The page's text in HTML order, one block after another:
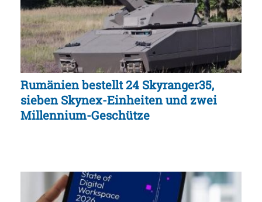
Rumänien bestellt 24 Skyranger35,
sieben Skynex-Einheiten und zwei
Millennium-Geschütze